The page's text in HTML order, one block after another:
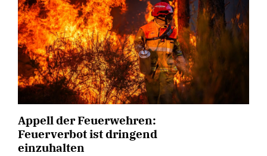
Appell der Feuerwehren:
Feuerverbot ist dringend
einzuhalten